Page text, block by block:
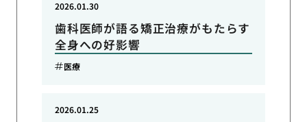
歯科医師が語る矯正治療がもたらす
全身への好影響
2026.01.30
医療
2026.01.25